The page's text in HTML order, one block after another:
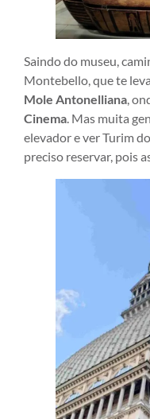
Saindo do museu,
Montebello, que te
Mole Antonelliana,
Cinema. Mas muita
elevador e ver Turim
preciso reservar, pois